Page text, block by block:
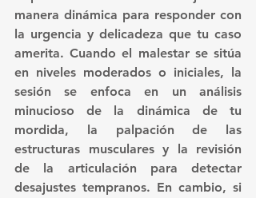
manera dinámica para responder con
la urgencia y delicadeza que tu caso
amerita. Cuando el malestar se sitúa
en niveles moderados o iniciales, la
sesión se enfoca en un análisis
minucioso de la dinámica de tu
mordida, la palpación de las
estructuras musculares y la revisión
de la articulación para detectar
desajustes tempranos. En cambio, si